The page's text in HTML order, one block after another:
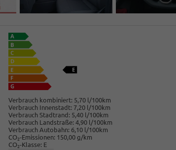
Verbrauch kombiniert: 5,70 l/100km
Verbrauch Innenstadt: 7,20 l/100km
Verbrauch Stadtrand: 5,40 l/100km
Verbrauch Landstraße: 4,90 l/100km
Verbrauch Autobahn: 6,10 l/100km
CO2-Emissionen: 150,00 g/km
CO2-Klasse: E